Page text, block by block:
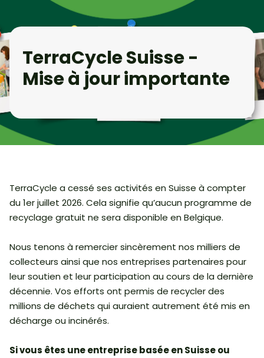
TerraCycle Suisse -
Mise à jour importante
TerraCycle a cessé ses activités en Suisse à compter
du 1er juillet 2026. Cela signifie qu’aucun programme de
recyclage gratuit ne sera disponible en Belgique.
Nous tenons à remercier sincèrement nos milliers de
collecteurs ainsi que nos entreprises partenaires pour
leur soutien et leur participation au cours de la dernière
décennie. Vos efforts ont permis de recycler des
millions de déchets qui auraient autrement été mis en
décharge ou incinérés.
Si vous êtes une entreprise basée en Suisse ou